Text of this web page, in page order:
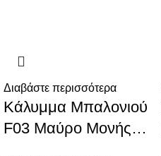
Διαβάστε περισσότερα
Κάλυμμα Μπαλονιού
F03 Μαύρο Μονής